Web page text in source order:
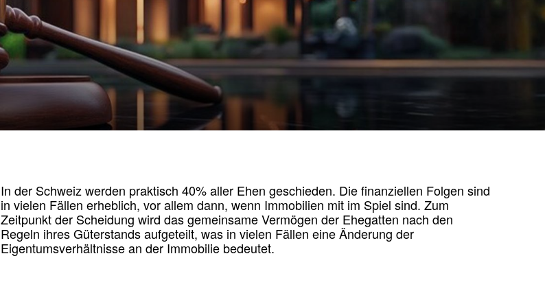
In der Schweiz werden praktisch 40% aller Ehen geschieden. Die finanziellen Folgen sind
in vielen Fällen erheblich, vor allem dann, wenn Immobilien mit im Spiel sind. Zum
Zeitpunkt der Scheidung wird das gemeinsame Vermögen der Ehegatten nach den
Regeln ihres Güterstands aufgeteilt, was in vielen Fällen eine Änderung der
Eigentumsverhältnisse an der Immobilie bedeutet.